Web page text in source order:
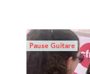
Pause Guitare